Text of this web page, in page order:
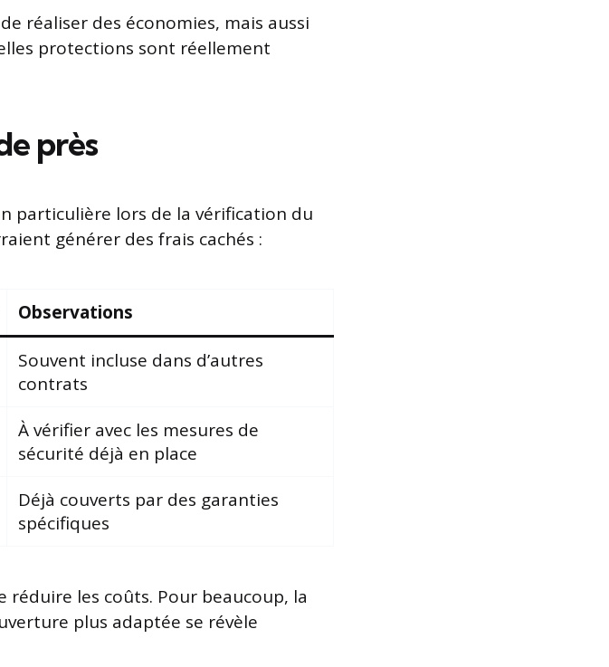
réaliser des économies, mais aussi
protections sont réellement
près
particulière lors de la vérification du
générer des frais cachés :
Observations
Souvent incluse dans d’autres
contrats
À vérifier avec les mesures de
sécurité déjà en place
Déjà couverts par des garanties
spécifiques
les coûts. Pour beaucoup, la
plus adaptée se révèle